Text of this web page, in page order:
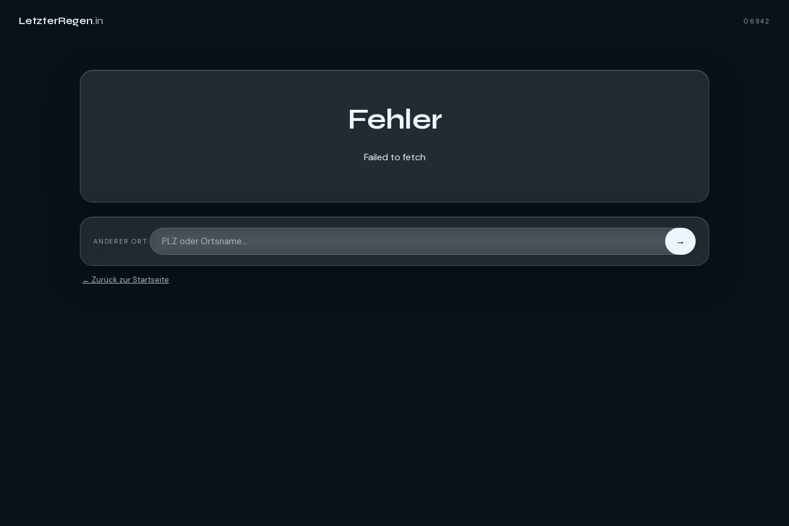
LetzterRegen.in 06842
Fehler
Failed to fetch
ANDERER ORT: →
← Zurück zur Startseite